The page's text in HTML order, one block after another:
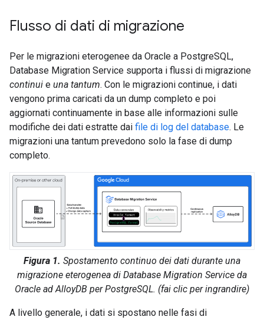
Flusso di dati di migrazione
Per le migrazioni eterogenee da Oracle a PostgreSQL,
Database Migration Service supporta i flussi di migrazione
continui e una tantum. Con le migrazioni continue, i dati
vengono prima caricati da un dump completo e poi
aggiornati continuamente in base alle informazioni sulle
modifiche dei dati estratte dai file di log del database. Le
migrazioni una tantum prevedono solo la fase di dump
completo.
Figura 1. Spostamento continuo dei dati durante una
migrazione eterogenea di Database Migration Service da
Oracle ad AlloyDB per PostgreSQL. (fai clic per ingrandire)
A livello generale, i dati si spostano nelle fasi di